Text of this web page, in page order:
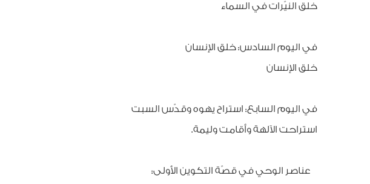
خلق النيّرات في السماء
في اليوم السادس: خلق الإنسان
خلق الإنسان
في اليوم السابع: استراح يهوه وقدّس السبت
استراحت الآلهة وأقامت وليمة.
عناصر الوحي في قصّة التكوين الأولى: